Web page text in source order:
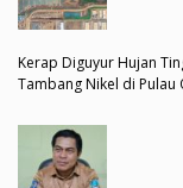
Kerap Diguyur Hujan
Tambang Nikel di Pulau